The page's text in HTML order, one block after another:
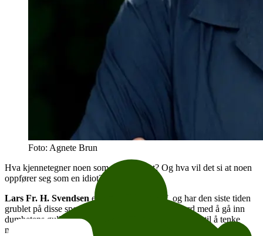
Foto: Agnete Brun
Hva kjennetegner noen som tenker dumt? Og hva vil det si at noen
oppfører seg som en idiot?
Lars Fr. H. Svendsener forfatter og filosof, og har den siste tiden
grublet på disse spørsmålene og flere til. Er vi i ferd med å gå inn
dumhetens gullalder? Og vil kunstig intelligens få oss til å tenke
mindre?